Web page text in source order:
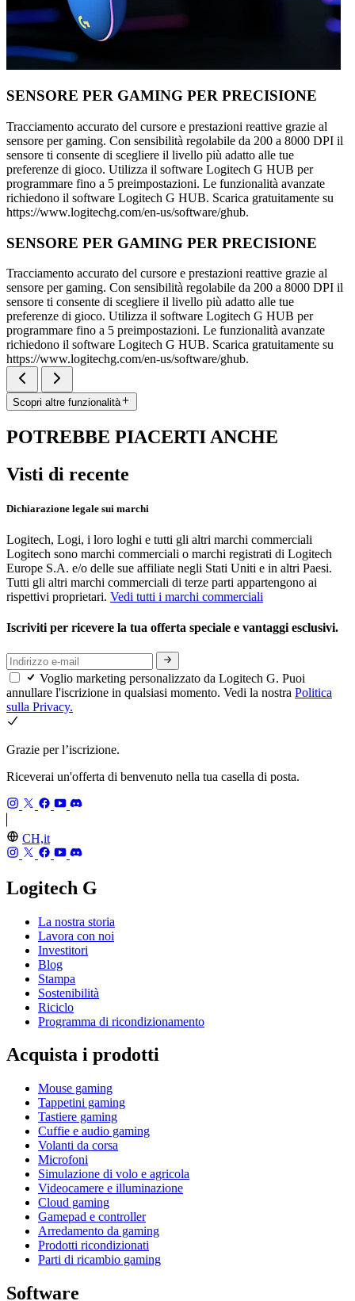
SENSORE PER GAMING PER PRECISIONE
Tracciamento accurato del cursore e prestazioni reattive grazie al
sensore per gaming. Con sensibilità regolabile da 200 a 8000 DPI il
sensore ti consente di scegliere il livello più adatto alle tue
preferenze di gioco. Utilizza il software Logitech G HUB per
programmare fino a 5 preimpostazioni. Le funzionalità avanzate
richiedono il software Logitech G HUB. Scarica gratuitamente su
https://www.logitechg.com/en-us/software/ghub.
SENSORE PER GAMING PER PRECISIONE
Tracciamento accurato del cursore e prestazioni reattive grazie al
sensore per gaming. Con sensibilità regolabile da 200 a 8000 DPI il
sensore ti consente di scegliere il livello più adatto alle tue
preferenze di gioco. Utilizza il software Logitech G HUB per
programmare fino a 5 preimpostazioni. Le funzionalità avanzate
richiedono il software Logitech G HUB. Scarica gratuitamente su
https://www.logitechg.com/en-us/software/ghub.
Scopri altre funzionalità
POTREBBE PIACERTI ANCHE
Visti di recente
Dichiarazione legale sui marchi
Logitech, Logi, i loro loghi e tutti gli altri marchi commerciali
Logitech sono marchi commerciali o marchi registrati di Logitech
Europe S.A. e/o delle sue affiliate negli Stati Uniti e in altri Paesi.
Tutti gli altri marchi commerciali di terze parti appartengono ai
rispettivi proprietari. Vedi tutti i marchi commerciali
Iscriviti per ricevere la tua offerta speciale e vantaggi esclusivi.
Voglio marketing personalizzato da Logitech G. Puoi
annullare l'iscrizione in qualsiasi momento. Vedi la nostra Politica
sulla Privacy.
Grazie per l’iscrizione.
Riceverai un'offerta di benvenuto nella tua casella di posta.
CH,it
Logitech G
La nostra storia
Lavora con noi
Investitori
Blog
Stampa
Sostenibilità
Riciclo
Programma di ricondizionamento
Acquista i prodotti
Mouse gaming
Tappetini gaming
Tastiere gaming
Cuffie e audio gaming
Volanti da corsa
Microfoni
Simulazione di volo e agricola
Videocamere e illuminazione
Cloud gaming
Gamepad e controller
Arredamento da gaming
Prodotti ricondizionati
Parti di ricambio gaming
Software